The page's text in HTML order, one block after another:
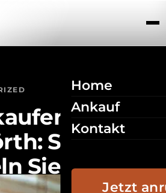
Home
Ankauf
Kontakt
Jetzt
in
So
Sie